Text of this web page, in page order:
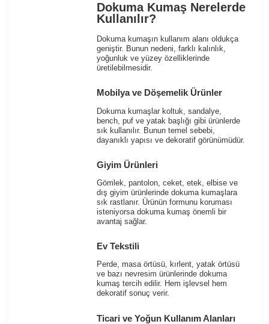
Dokuma Kumaş Nerelerde
Kullanılır?
Dokuma kumaşın kullanım alanı oldukça
geniştir. Bunun nedeni, farklı kalınlık,
yoğunluk ve yüzey özelliklerinde
üretilebilmesidir.
Mobilya ve Döşemelik Ürünler
Dokuma kumaşlar koltuk, sandalye,
bench, puf ve yatak başlığı gibi ürünlerde
sık kullanılır. Bunun temel sebebi,
dayanıklı yapısı ve dekoratif görünümüdür.
Giyim Ürünleri
Gömlek, pantolon, ceket, etek, elbise ve
dış giyim ürünlerinde dokuma kumaşlara
sık rastlanır. Ürünün formunu koruması
isteniyorsa dokuma kumaş önemli bir
avantaj sağlar.
Ev Tekstili
Perde, masa örtüsü, kırlent, yatak örtüsü
ve bazı nevresim ürünlerinde dokuma
kumaş tercih edilir. Hem işlevsel hem
dekoratif sonuç verir.
Ticari ve Yoğun Kullanım Alanları